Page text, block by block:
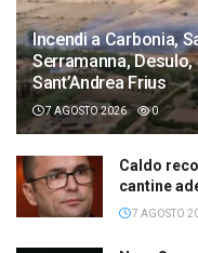
Incendi a Carbonia,
Serramanna,
Sant’Andrea Frius
7 AGOSTO 2026 0
Caldo
cantine
7 AGOSTO